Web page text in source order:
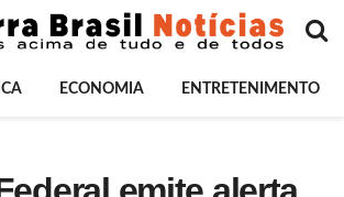
ECONOMIA ENTRETENIMENTO